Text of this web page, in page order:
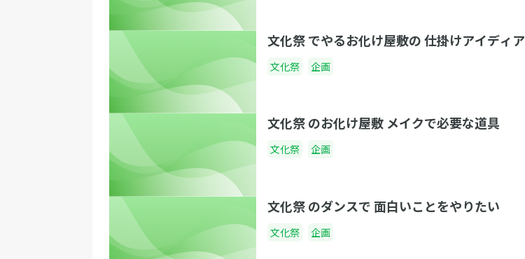
文化祭 でやるお化け屋敷の 仕掛けアイディア
文化祭 企画
文化祭 のお化け屋敷 メイクで必要な道具
文化祭 企画
文化祭 のダンスで 面白いことをやりたい
文化祭 企画